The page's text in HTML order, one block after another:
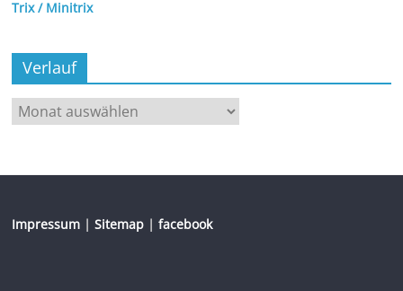
Trix / Minitrix
Verlauf
Impressum |Sitemap |facebook